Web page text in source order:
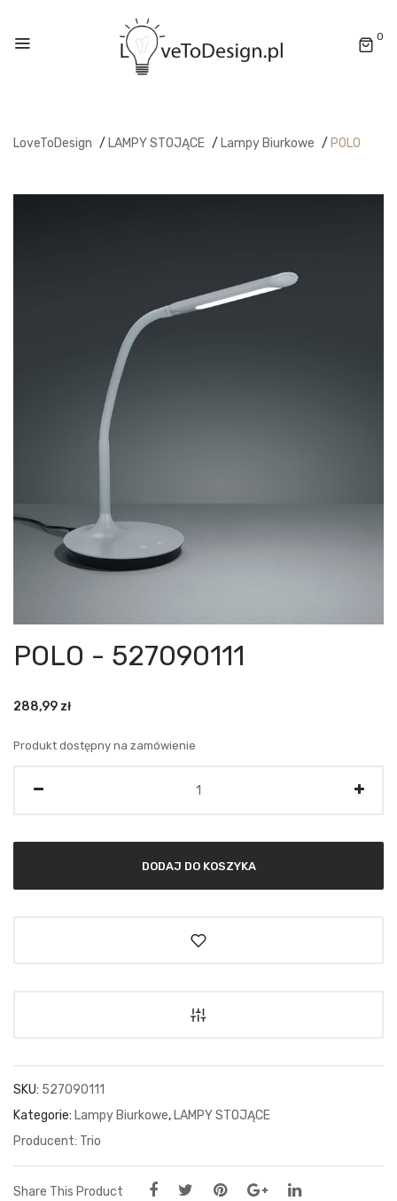
0
LoveToDesign / LAMPY STOJĄCE / Lampy Biurkowe / POLO
POLO - 527090111
288,99 zł
Produkt dostępny na zamówienie
DODAJ DO KOSZYKA
SKU: 527090111
Kategorie: Lampy Biurkowe, LAMPY STOJĄCE
Trio
Share This Product